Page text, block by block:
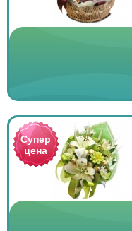
Супер
цена